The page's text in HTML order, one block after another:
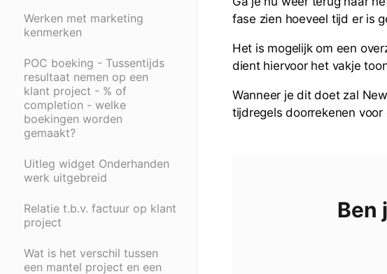
Werken met marketing
kenmerken
POC boeking - Tussentijds
resultaat nemen op een
klant project - % of
completion - welke
boekingen worden
gemaakt?
Uitleg widget Onderhanden
werk uitgebreid
Relatie t.b.v. factuur op klant
project
Wat is het verschil tussen
een mantel project en een
fase zien hoeveel tijd er is
Het is mogelijk om een
dient hiervoor het vakje
Wanneer je dit doet zal
tijdregels doorrekenen
Ben